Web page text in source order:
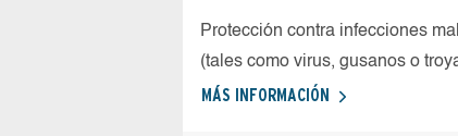
Protección contra infecciones
(tales como virus, gusanos o
MÁS INFORMACIÓN